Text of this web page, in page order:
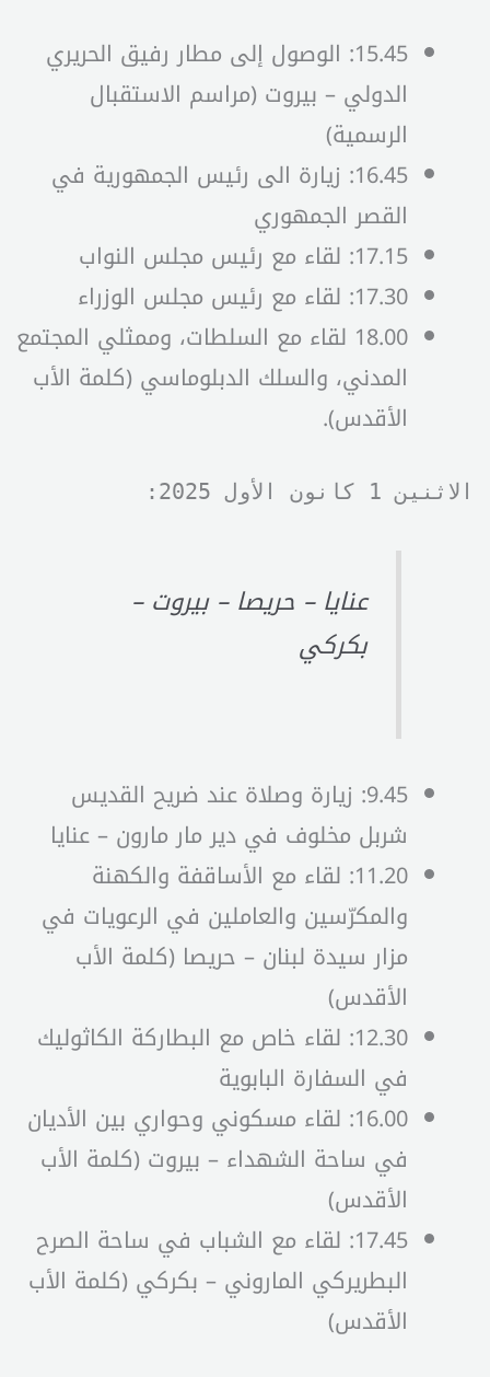
15.45: الوصول إلى مطار رفيق الحريري
الدولي – بيروت (مراسم الاستقبال
الرسمية)
16.45: زيارة الى رئيس الجمهورية في
القصر الجمهوري
17.15: لقاء مع رئيس مجلس النواب
17.30: لقاء مع رئيس مجلس الوزراء
18.00 لقاء مع السلطات، وممثلي المجتمع
المدني، والسلك الدبلوماسي (كلمة الأب
الأقدس).
الاثنين 1 كانون الأول 2025:
عنايا – حريصا – بيروت –
بكركي
9.45: زيارة وصلاة عند ضريح القديس
شربل مخلوف في دير مار مارون – عنايا
11.20: لقاء مع الأساقفة والكهنة
والمكرّسين والعاملين في الرعويات في
مزار سيدة لبنان – حريصا (كلمة الأب
الأقدس)
12.30: لقاء خاص مع البطاركة الكاثوليك
في السفارة البابوية
16.00: لقاء مسكوني وحواري بين الأديان
في ساحة الشهداء – بيروت (كلمة الأب
الأقدس)
17.45: لقاء مع الشباب في ساحة الصرح
البطريركي الماروني – بكركي (كلمة الأب
الأقدس)